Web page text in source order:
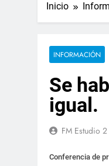
Inicio
INFORMACIÓN
Se
igual.
FM Estudio 2
Conferencia de